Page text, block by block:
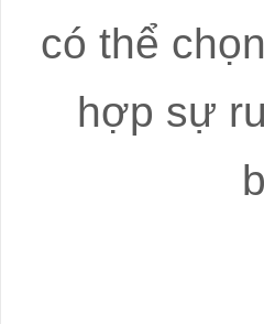
có thể
hợp sự